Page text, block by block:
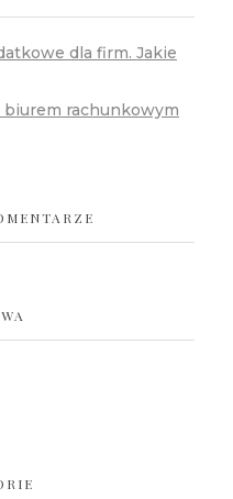
dla firm. Jakie
rachunkowym